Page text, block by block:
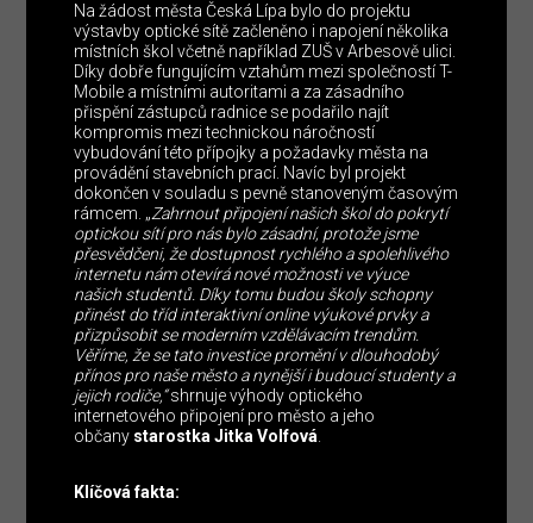
Na žádost města Česká Lípa bylo do projektu
výstavby optické sítě začleněno i napojení několika
místních škol včetně například ZUŠ v Arbesově ulici.
Díky dobře fungujícím vztahům mezi společností T-
Mobile a místními autoritami a za zásadního
přispění zástupců radnice se podařilo najít
kompromis mezi technickou náročností
vybudování této přípojky a požadavky města na
provádění stavebních prací. Navíc byl projekt
dokončen v souladu s pevně stanoveným časovým
rámcem. „Zahrnout připojení našich škol do pokrytí
optickou sítí pro nás bylo zásadní, protože jsme
přesvědčeni, že dostupnost rychlého a spolehlivého
internetu nám otevírá nové možnosti ve výuce
našich studentů. Díky tomu budou školy schopny
přinést do tříd interaktivní online výukové prvky a
přizpůsobit se moderním vzdělávacím trendům.
Věříme, že se tato investice promění v dlouhodobý
přínos pro naše město a nynější i budoucí studenty a
jejich rodiče,“shrnuje výhody optického
internetového připojení pro město a jeho
občany starostka Jitka Volfová
Klíčová fakta: